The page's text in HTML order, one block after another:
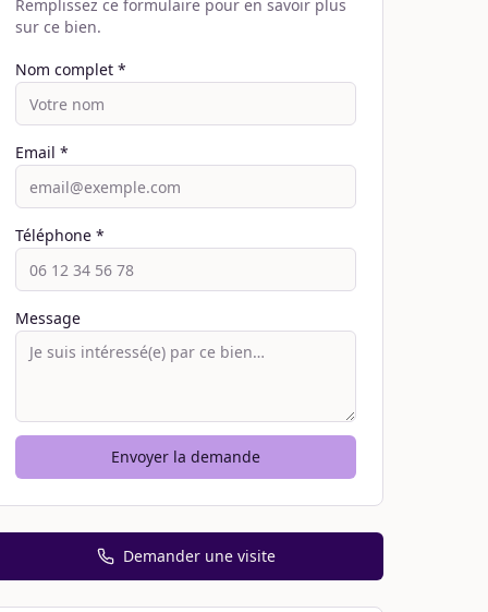
Remplissez ce formulaire pour en savoir plus
sur ce bien.
Nom complet *
Email *
Téléphone *
Message
Envoyer la demande
Demander une visite